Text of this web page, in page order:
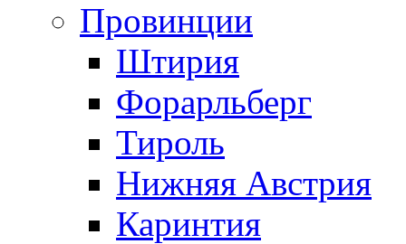
Провинции
Штирия
Форарльберг
Тироль
Нижняя Австрия
Каринтия